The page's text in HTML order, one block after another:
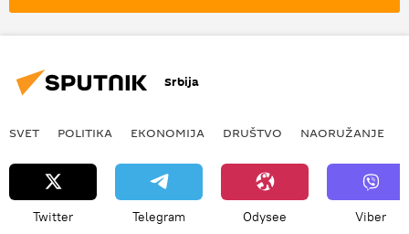
Srbija
SVET POLITIKA EKONOMIJA DRUŠTVO NAORUŽANJE
Twitter Telegram Odysee Viber